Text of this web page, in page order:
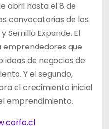
abril hasta el 8 de
convocatorias de los
Semilla Expande. El
emprendedores que
de negocios de
Y el segundo,
el crecimiento inicial
emprendimiento.